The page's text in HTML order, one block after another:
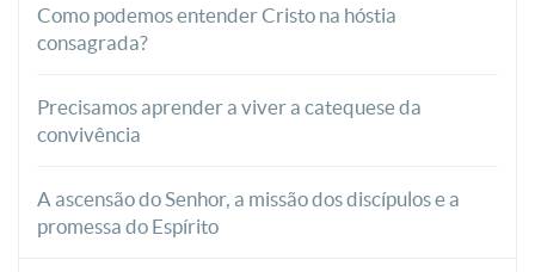
Como podemos entender Cristo na hóstia
consagrada?
Precisamos aprender a viver a catequese da
convivência
A ascensão do Senhor, a missão dos discípulos e a
promessa do Espírito